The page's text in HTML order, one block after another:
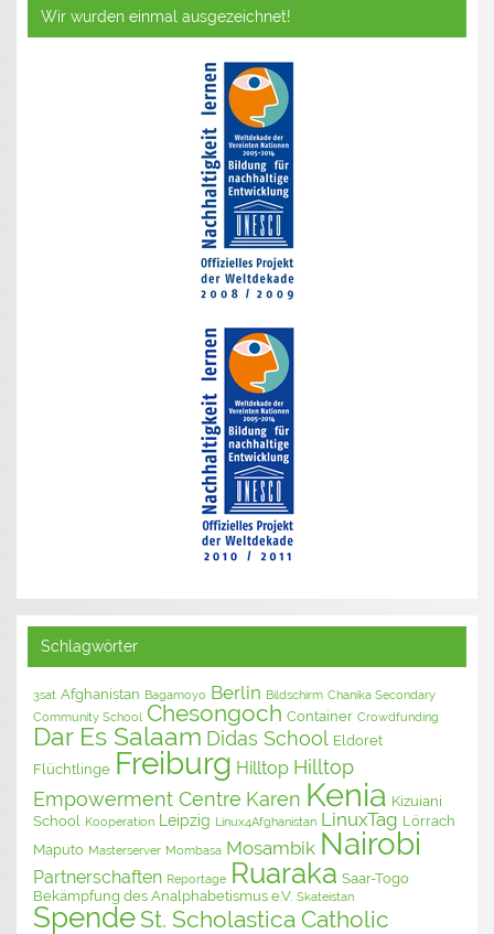
Wir wurden einmal ausgezeichnet!
Schlagwörter
3sat Afghanistan Bagamoyo Berlin Bildschirm Chanika Secondary
Community School Chesongoch Container Crowdfunding
Dar Es Salaam Didas School Eldoret
Flüchtlinge Freiburg Hilltop Hilltop
Empowerment Centre Karen Kenia Kizuiani
School
Kooperation Leipzig Linux4Afghanistan LinuxTag Lörrach
Maputo Masterserver Mombasa Mosambik Nairobi
Partnerschaften Reportage Ruaraka Saar-Togo
Bekämpfung des Analphabetismus e.V. Skateistan
Spende St. Scholastica Catholic